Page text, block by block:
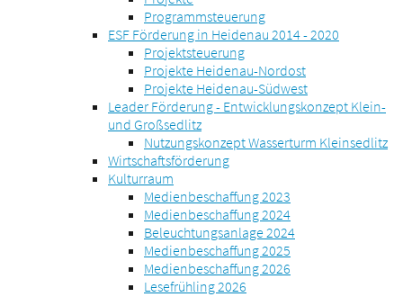
Programmsteuerung
ESF Förderung in Heidenau 2014 - 2020
Projektsteuerung
Projekte Heidenau-Nordost
Projekte Heidenau-Südwest
Leader Förderung - Entwicklungskonzept Klein-
und Großsedlitz
Nutzungskonzept Wasserturm Kleinsedlitz
Wirtschaftsförderung
Kulturraum
Medienbeschaffung 2023
Medienbeschaffung 2024
Beleuchtungsanlage 2024
Medienbeschaffung 2025
Medienbeschaffung 2026
Lesefrühling 2026